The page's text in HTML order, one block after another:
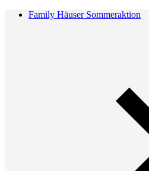
Family Häuser Sommeraktion